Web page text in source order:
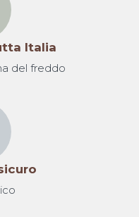
Italia
del freddo